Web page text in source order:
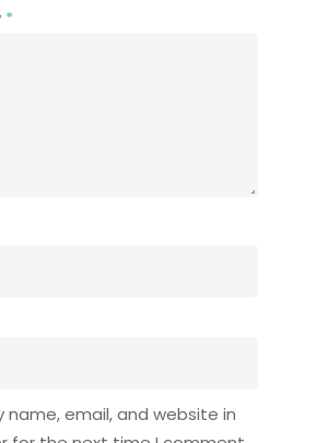
*
name, email, and website in